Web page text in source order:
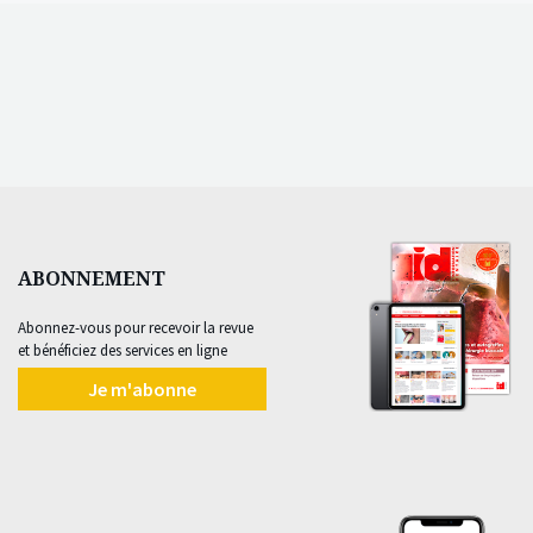
ABONNEMENT
Abonnez-vous pour recevoir la revue
et bénéficiez des services en ligne
Je m'abonne